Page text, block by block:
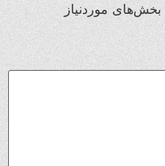
بخش‌های موردنیاز